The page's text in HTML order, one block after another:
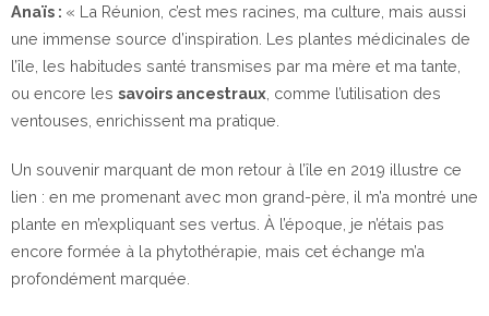
Anaïs : « La Réunion, c’est mes racines, ma culture, mais aussi
une immense source d’inspiration. Les plantes médicinales de
l’île, les habitudes santé transmises par ma mère et ma tante,
ou encore les savoirs ancestraux , comme l’utilisation des
ventouses, enrichissent ma pratique.
Un souvenir marquant de mon retour à l’île en 2019 illustre ce
lien : en me promenant avec mon grand-père, il m’a montré une
plante en m’expliquant ses vertus. À l’époque, je n’étais pas
encore formée à la phytothérapie, mais cet échange m’a
profondément marquée.